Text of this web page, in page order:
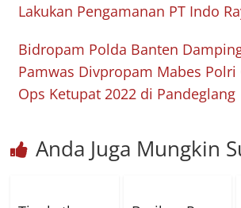
Lakukan Pengamanan PT Indo
Bidropam Polda Banten
Pamwas Divpropam Mabes Polri
Ops Ketupat 2022 di Pandeglang
Anda Juga Mungkin